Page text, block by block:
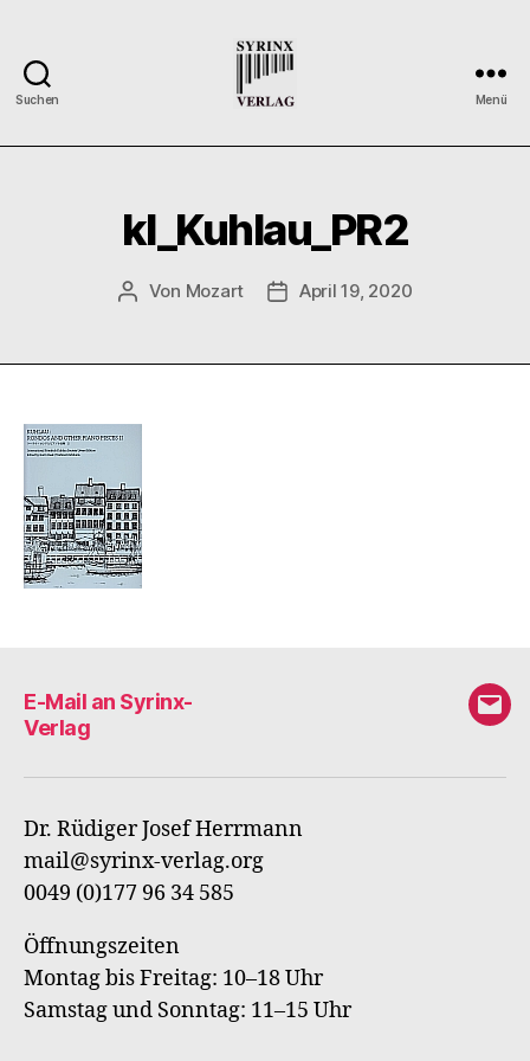
Suchen
Verlag
Verlag
der
Flötisten
Menü
kl_Kuhlau_PR2
Beitragsautor
Von Mozart Veröffentlichungsdatum
April 19, 2020
E-Mail an Syrinx-
Verlag
E-
an
Dr. Rüdiger Josef Herrmann
mail@syrinx-verlag.org
0049 (0)177 96 34 585
Öffnungszeiten
Montag bis Freitag: 10–18 Uhr
Samstag und Sonntag: 11–15 Uhr